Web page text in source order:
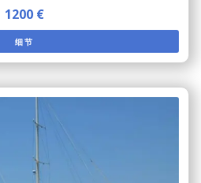
1200 €
细节